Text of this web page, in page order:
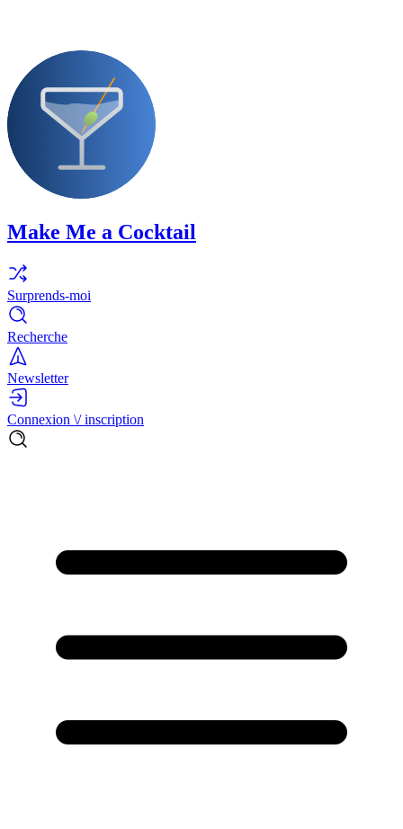
Make Me a Cocktail
Surprends-moi
Recherche
Newsletter
Connexion \/ inscription